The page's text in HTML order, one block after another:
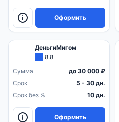
Оформить
ДеньгиМигом
8.8
Сумма
до 30 000 ₽
Срок
5 - 30 дн.
Срок без %
10 дн.
Оформить